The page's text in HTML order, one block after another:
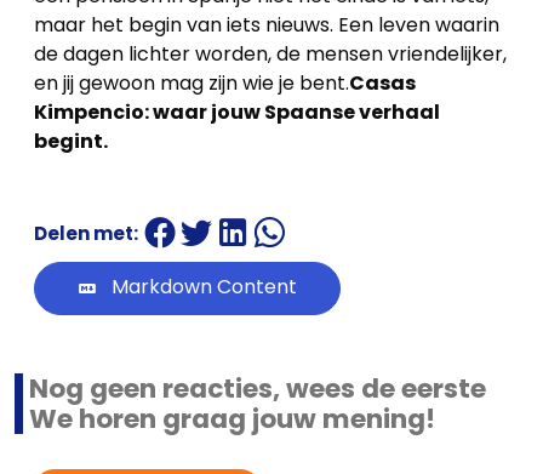
maar het begin van iets nieuws. Een leven waarin
de dagen lichter worden, de mensen vriendelijker,
en jij gewoon mag zijn wie je bent.Casas
Kimpencio: waar jouw Spaanse verhaal
begint.
Delen met:
Markdown Content
Nog geen reacties, wees de eerste
We horen graag jouw mening!